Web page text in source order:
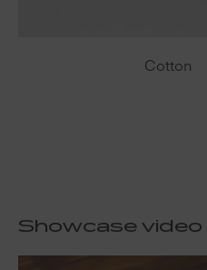
Cotton
Showcase video